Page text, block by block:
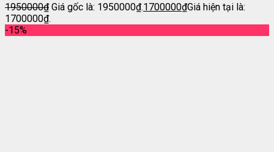
1950000₫ Giá gốc là: 1950000₫.1700000₫Giá hiện tại là:
1700000₫.
-15%